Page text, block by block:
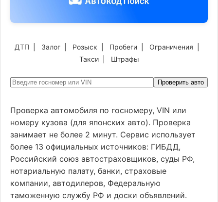
ДТП Залог Розыск Пробеги Ограничения
Такси| Штрафы
Проверить авто
Проверка автомобиля по госномеру, VIN или
номеру кузова (для японских авто). Проверка
занимает не более 2 минут. Сервис использует
более 13 официальных источников: ГИБДД,
Российский союз автостраховщиков, суды РФ,
нотариальную палату, банки, страховые
компании, автодилеров, Федеральную
таможенную службу РФ и доски объявлений.